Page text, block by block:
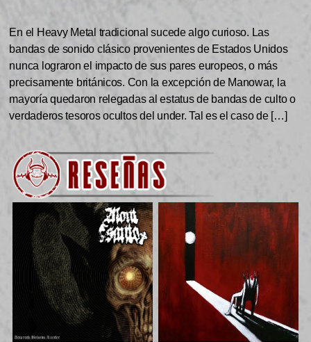
En el Heavy Metal tradicional sucede algo curioso. Las
bandas de sonido clásico provenientes de Estados Unidos
nunca lograron el impacto de sus pares europeos, o más
precisamente británicos. Con la excepción de Manowar, la
mayoría quedaron relegadas al estatus de bandas de culto o
verdaderos tesoros ocultos del under. Tal es el caso de […]